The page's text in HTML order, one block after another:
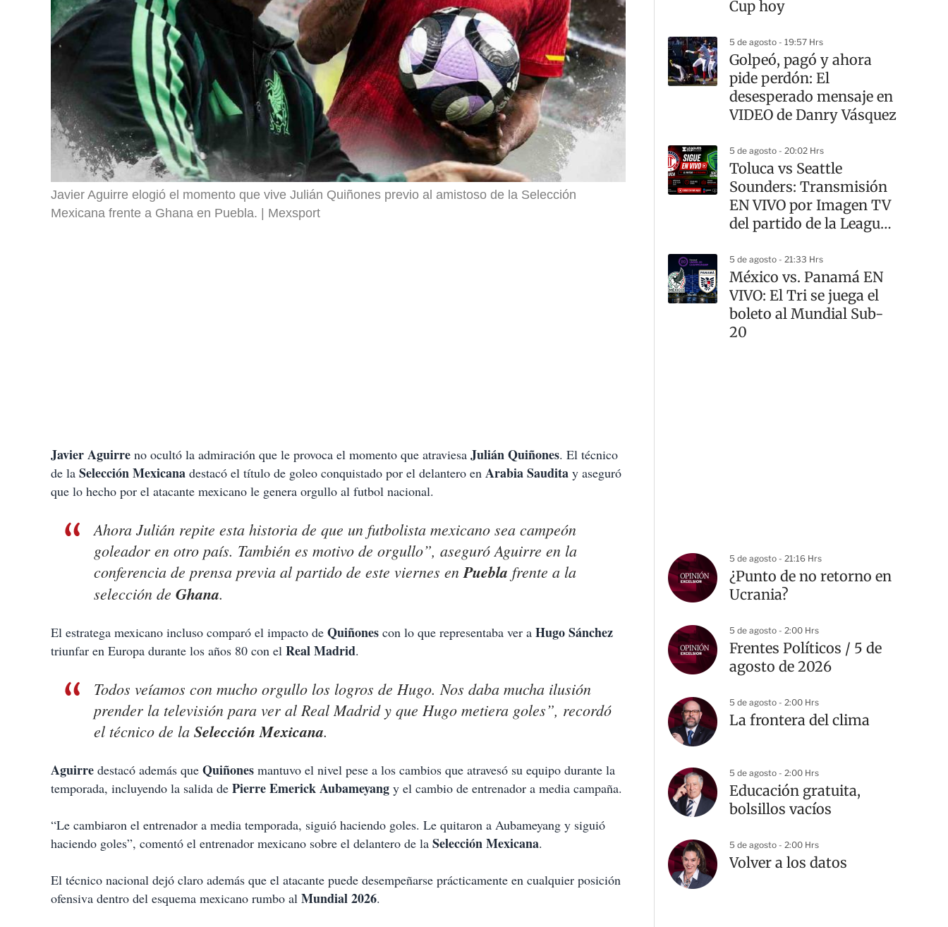
Javier Aguirre elogió el momento que vive Julián Quiñones previo al amistoso de la Selección
Mexicana frente a Ghana en Puebla.
Mexsport
Javier Aguirre no ocultó la admiración que le provoca el momento que atraviesa Julián Quiñones. El técnico
de la Selección Mexicana destacó el título de goleo conquistado por el delantero en Arabia Saudita y aseguró
que lo hecho por el atacante mexicano le genera orgullo al futbol nacional.
Ahora Julián repite esta historia de que un futbolista mexicano sea campeón
goleador en otro país. También es motivo de orgullo”, aseguró Aguirre en la
conferencia de prensa previa al partido de este viernes enPuebla frente a la
selección de Ghana.
El estratega mexicano incluso comparó el impacto de Quiñones con lo que representaba ver a Hugo Sánchez
triunfar en Europa durante los años 80 con el Real Madrid.
Todos veíamos con mucho orgullo los logros de Hugo. Nos daba mucha ilusión
prender la televisión para ver al Real Madrid y que Hugo metiera goles”, recordó
el técnico de la Selección Mexicana.
Aguirre destacó además que Quiñones mantuvo el nivel pese a los cambios que atravesó su equipo durante la
temporada, incluyendo la salida de Pierre Emerick Aubameyang y el cambio de entrenador a media campaña.
“Le cambiaron el entrenador a media temporada, siguió haciendo goles. Le quitaron a Aubameyang y siguió
haciendo goles”, comentó el entrenador mexicano sobre el delantero de la Selección Mexicana.
El técnico nacional dejó claro además que el atacante puede desempeñarse prácticamente en cualquier posición
ofensiva dentro del esquema mexicano rumbo al Mundial 2026.
Cup hoy
5 de agosto - 19:57 Hrs
Golpeó, pagó y ahora
pide perdón: El
desesperado mensaje en
VIDEO de Danry Vásquez
5 de agosto - 20:02 Hrs
Toluca vs Seattle
Sounders: Transmisión
EN VIVO por Imagen TV
del partido de la Leagues
5 de agosto - 21:33 Hrs
México vs. Panamá EN
VIVO: El Tri se juega el
boleto al Mundial Sub-
20
5 de agosto - 21:16 Hrs
¿Punto de no retorno en
Ucrania?
5 de agosto - 2:00 Hrs
Frentes Políticos / 5 de
agosto de 2026
5 de agosto - 2:00 Hrs
La frontera del clima
5 de agosto - 2:00 Hrs
Educación gratuita,
bolsillos vacíos
5 de agosto - 2:00 Hrs
Volver a los datos